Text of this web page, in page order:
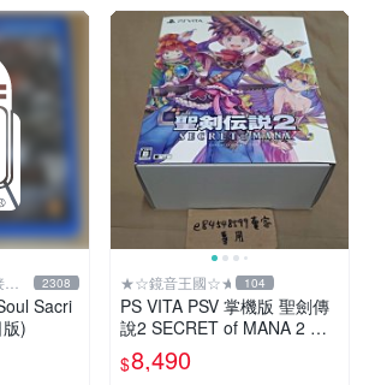
2308
Sacri
)
★☆鏡音王國☆★ 104
PS VITA PSV 掌機版 聖劍傳
說2 SECRET of MANA 2 瑪
娜傳奇 純日版 限定版 收藏家
版 典藏版
$8,490